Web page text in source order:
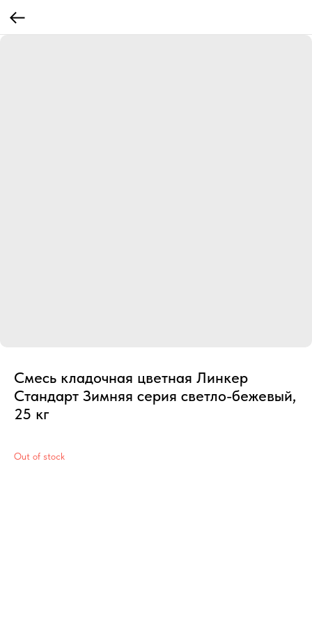
Смесь кладочная цветная Линкер
Стандарт Зимняя серия светло-бежевый,
25 кг
Out of stock